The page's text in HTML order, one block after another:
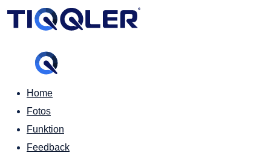
Home
Fotos
Funktion
Feedback